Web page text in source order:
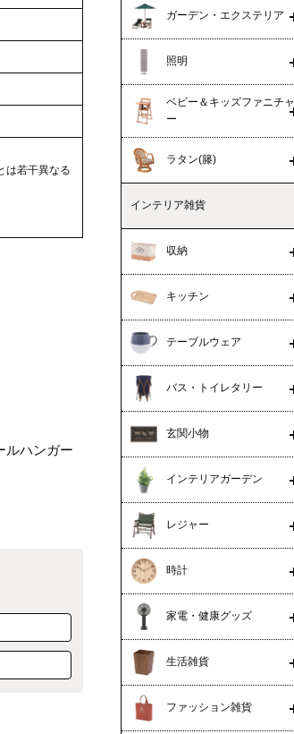
は若干異なる
ルハンガー
ガーデン・エクステリア
照明
ベビー＆キッズファニチャ
ー
ラタン(籐)
インテリア雑貨
収納
キッチン
テーブルウェア
バス・トイレタリー
玄関小物
インテリアガーデン
レジャー
時計
家電・健康グッズ
生活雑貨
ファッション雑貨